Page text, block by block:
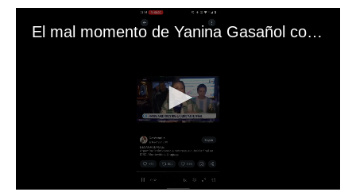
El mal momento de Yanina Gasañol con un hincha argentino en "Subrayado"